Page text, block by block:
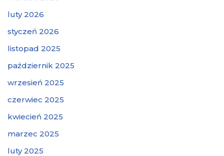
luty 2026
styczeń 2026
listopad 2025
październik 2025
wrzesień 2025
czerwiec 2025
kwiecień 2025
marzec 2025
luty 2025